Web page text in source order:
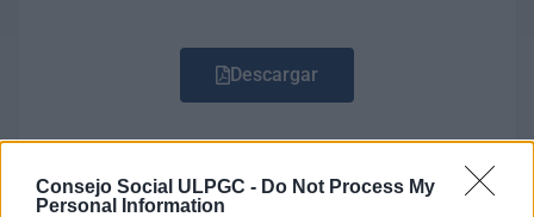
Consejo Social ULPGC - Do Not Process My
Personal Information
Descargar
REGLAMENTO DE CONTROL INTERNO DE LA